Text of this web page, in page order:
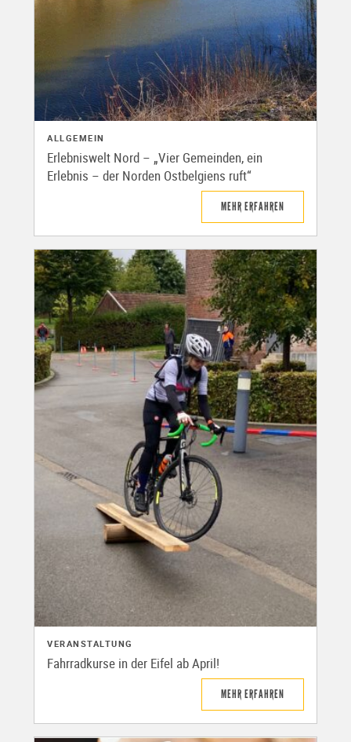
ALLGEMEIN
Erlebniswelt Nord – „Vier Gemeinden, ein
Erlebnis – der Norden Ostbelgiens ruft“
MEHR ERFAHREN
VERANSTALTUNG
Fahrradkurse in der Eifel ab April!
MEHR ERFAHREN